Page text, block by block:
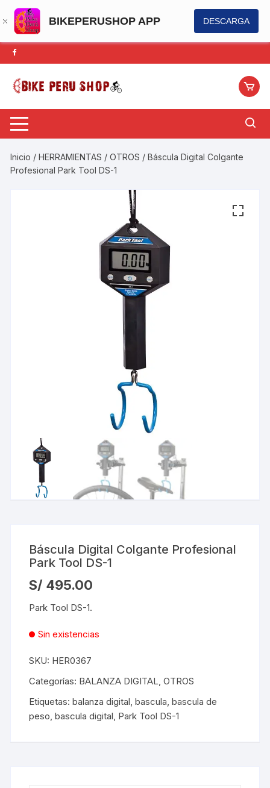
BIKEPERUSHOP APP DESCARGA
Saltar
al
contenido
Inicio /HERRAMIENTAS /OTROS / Báscula Digital Colgante
Profesional Park Tool DS-1
Báscula Digital Colgante Profesional
Park Tool DS-1
S/ 495.00
Park Tool DS-1.
Sin existencias
SKU: HER0367
Categorías: BALANZA DIGITAL,OTROS
Etiquetas:balanza digital,bascula,bascula de
peso,bascula digital, Park Tool DS-1